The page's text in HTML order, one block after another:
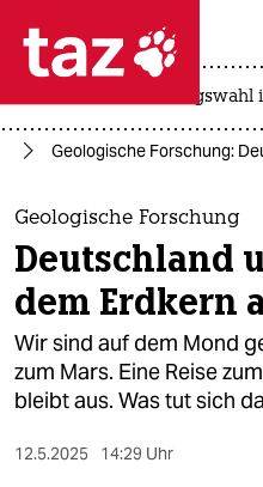
 taz
taz zahl
themen
politik
öko
gesellschaft
landtagswahl
Geologische Forschung:
Geologische Forschung
Deutschland
dem Erdkern
Wir sind auf dem Mond
zum Mars. Eine Reise
bleibt aus. Was tut sich
12.5.2025 14:29 Uhr